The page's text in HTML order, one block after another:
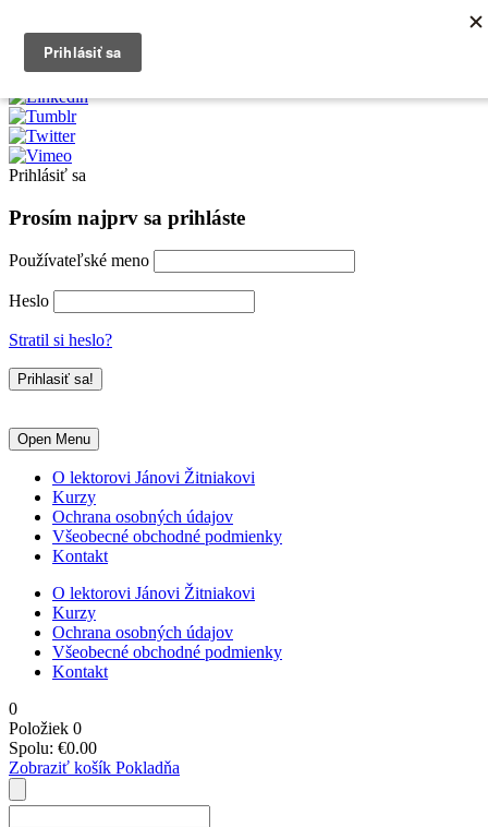
Prihlásiť sa
Prosím najprv sa prihláste
Používateľské meno
Heslo
Stratil si heslo?
Open Menu
O lektorovi Jánovi Žitniakovi
Kurzy
Ochrana osobných údajov
Všeobecné obchodné podmienky
Kontakt
O lektorovi Jánovi Žitniakovi
Kurzy
Ochrana osobných údajov
Všeobecné obchodné podmienky
Kontakt
0
Položiek 0
Spolu: €0.00
Zobraziť košík Pokladňa